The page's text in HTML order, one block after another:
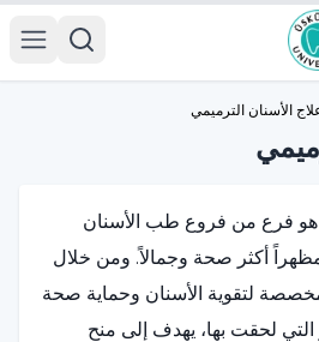
الأسنان الترميمي
هو فرع من فروع طب الأسنان
أكثر صحة وجمالاً. ومن خلال
لتقوية الأسنان وحماية صحة
التي لحقت بها، يهدف إلى منح